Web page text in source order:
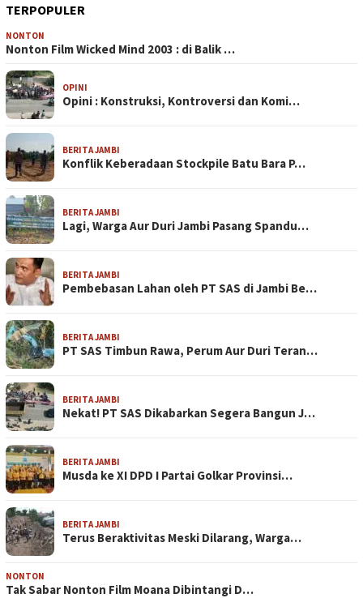
TERPOPULER
NONTON
Nonton Film Wicked Mind 2003 : di Balik …
OPINI
Opini : Konstruksi, Kontroversi dan Komi…
BERITA JAMBI
Konflik Keberadaan Stockpile Batu Bara P…
BERITA JAMBI
Lagi, Warga Aur Duri Jambi Pasang Spandu…
BERITA JAMBI
Pembebasan Lahan oleh PT SAS di Jambi Be…
BERITA JAMBI
PT SAS Timbun Rawa, Perum Aur Duri Teran…
BERITA JAMBI
Nekat! PT SAS Dikabarkan Segera Bangun J…
BERITA JAMBI
Musda ke XI DPD I Partai Golkar Provinsi…
BERITA JAMBI
Terus Beraktivitas Meski Dilarang, Warga…
NONTON
Tak Sabar Nonton Film Moana Dibintangi D…